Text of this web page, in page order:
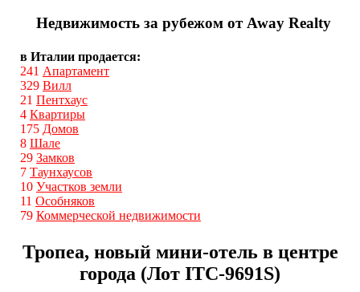
Недвижимость за рубежом от Away Realty
в Италии продается:
241 Апартамент
329 Вилл
21 Пентхаус
4 Квартиры
175 Домов
8 Шале
29 Замков
7 Таунхаусов
10 Участков земли
11 Особняков
79 Коммерческой недвижимости
Тропеа, новый мини-отель в центре
города (Лот ITС-9691S)